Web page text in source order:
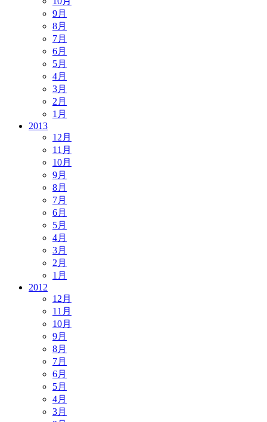
9月
8月
7月
6月
5月
4月
3月
2月
1月
2013
12月
11月
10月
9月
8月
7月
6月
5月
4月
3月
2月
1月
2012
12月
11月
10月
9月
8月
7月
6月
5月
4月
3月